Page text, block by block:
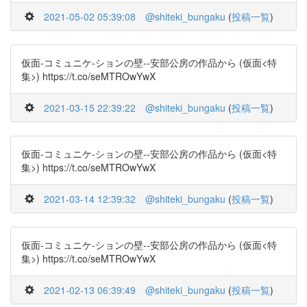
2021-05-02 05:39:08 @shiteki_bungaku (投稿一覧)
仮面-コミュニケ-ションの壁--安部公房の作品から (仮面<特
集>) https://t.co/seMTROwYwX
2021-03-15 22:39:22 @shiteki_bungaku (投稿一覧)
仮面-コミュニケ-ションの壁--安部公房の作品から (仮面<特
集>) https://t.co/seMTROwYwX
2021-03-14 12:39:32 @shiteki_bungaku (投稿一覧)
仮面-コミュニケ-ションの壁--安部公房の作品から (仮面<特
集>) https://t.co/seMTROwYwX
2021-02-13 06:39:49 @shiteki_bungaku (投稿一覧)